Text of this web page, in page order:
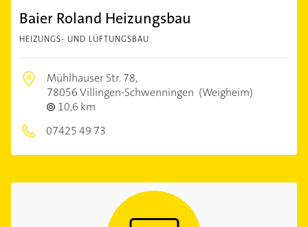
Baier Roland Heizungsbau
HEIZUNGS- UND LÜFTUNGSBAU
Mühlhauser Str. 78,
78056 Villingen-Schwenningen (Weigheim)
10,6 km
07425 49 73